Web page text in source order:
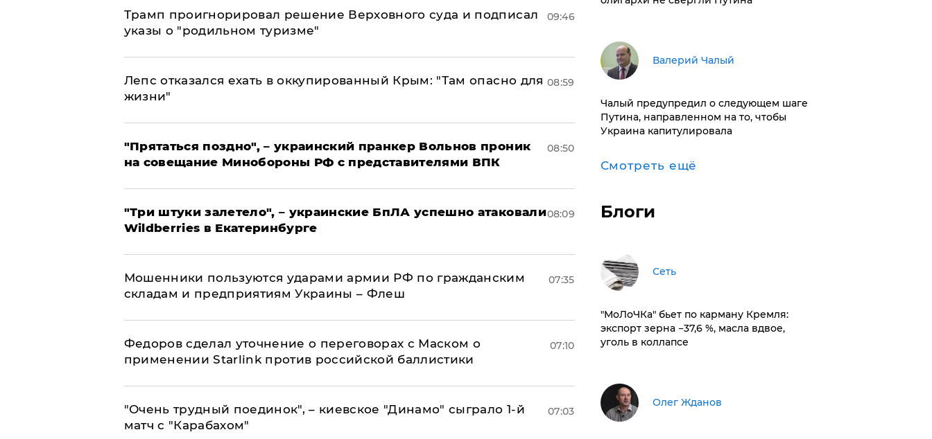
Трамп проигнорировал решение Верховного суда и подписал
указы о "родильном туризме"
09:46
Лепс отказался ехать в оккупированный Крым: "Там опасно для
жизни"
08:59
"Прятаться поздно", – украинский пранкер Вольнов проник
на совещание Минобороны РФ с представителями ВПК
08:50
"Три штуки залетело", – украинские БпЛА успешно атаковали
Wildberries в Екатеринбурге
08:09
Мошенники пользуются ударами армии РФ по гражданским
складам и предприятиям Украины – Флеш
07:35
Федоров сделал уточнение о переговорах с Маском о
применении Starlink против российской баллистики
07:10
"Очень трудный поединок", – киевское "Динамо" сыграло 1-й
матч с "Карабахом"
07:03
Валерий Чалый
Чалый предупредил о следующем шаге
Путина, направленном на то, чтобы
Украина капитулировала
Смотреть ещё
Блоги
Сеть
​"МоЛоЧКа" бьет по карману Кремля:
экспорт зерна −37,6 %, масла вдвое,
уголь в коллапсе
Олег Жданов